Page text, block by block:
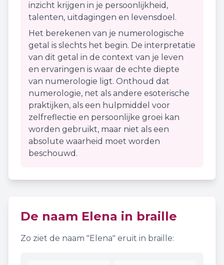
inzicht krijgen in je persoonlijkheid,
talenten, uitdagingen en levensdoel.
Het berekenen van je numerologische
getal is slechts het begin. De interpretatie
van dit getal in de context van je leven
en ervaringen is waar de echte diepte
van numerologie ligt. Onthoud dat
numerologie, net als andere esoterische
praktijken, als een hulpmiddel voor
zelfreflectie en persoonlijke groei kan
worden gebruikt, maar niet als een
absolute waarheid moet worden
beschouwd.
De naam Elena in braille
Zo ziet de naam "Elena" eruit in braille: